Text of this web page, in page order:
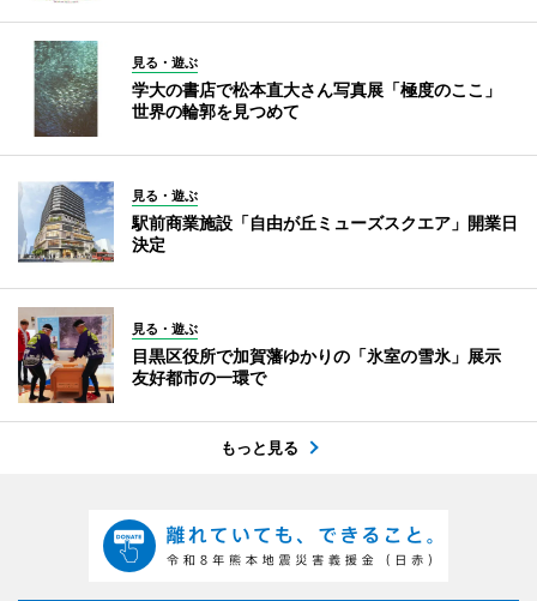
見る・遊ぶ
学大の書店で松本直大さん写真展「極度のここ」
世界の輪郭を見つめて
見る・遊ぶ
駅前商業施設「自由が丘ミューズスクエア」開業日
決定
見る・遊ぶ
目黒区役所で加賀藩ゆかりの「氷室の雪氷」展示
友好都市の一環で
もっと見る